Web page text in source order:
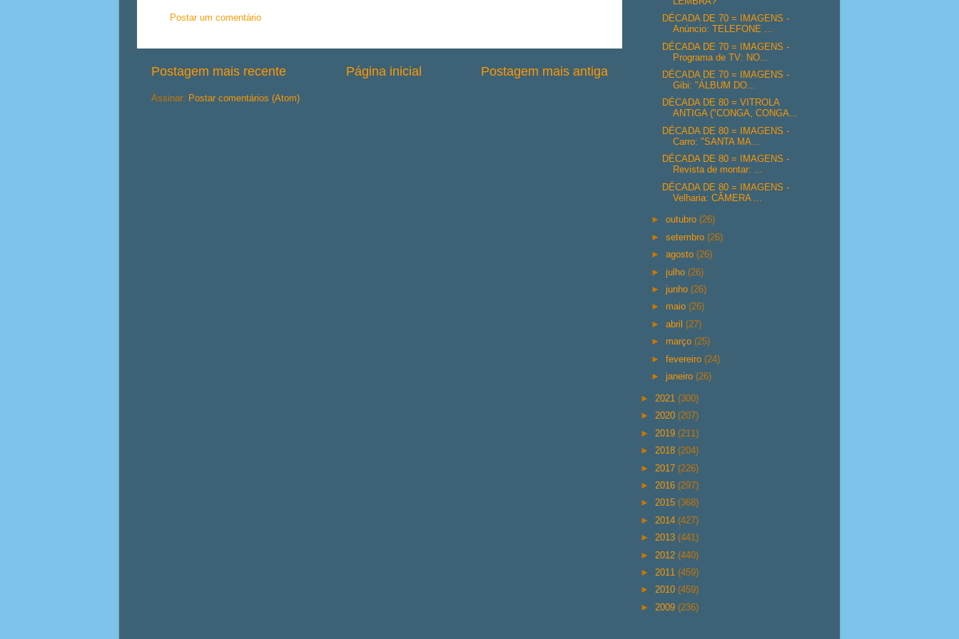
Postar um comentário
Postagem mais recente Postagem mais antiga
Página inicial
Assinar: Postar comentários (Atom)
DÉCADA DE 70 = IMAGENS -
Anúncio: TELEFONE ...
DÉCADA DE 70 = IMAGENS -
Programa de TV: NO...
DÉCADA DE 70 = IMAGENS -
Gibi: "ÁLBUM DO...
DÉCADA DE 80 = VITROLA
ANTIGA ("CONGA, CONGA...
DÉCADA DE 80 = IMAGENS -
Carro: "SANTA MA...
DÉCADA DE 80 = IMAGENS -
Revista de montar: ...
DÉCADA DE 80 = IMAGENS -
Velharia: CÂMERA ...
►outubro(26)
►setembro(26)
►agosto(26)
►julho(26)
►junho(26)
► maio(26)
►abril(27)
► março(25)
►fevereiro(24)
►janeiro(26)
► 2021 (300)
► 2020 (207)
► 2019 (211)
► 2018 (204)
► 2017 (226)
► 2016 (297)
► 2015 (368)
► 2014 (427)
► 2013 (441)
► 2012 (440)
► 2011 (459)
► 2010 (459)
► 2009 (236)